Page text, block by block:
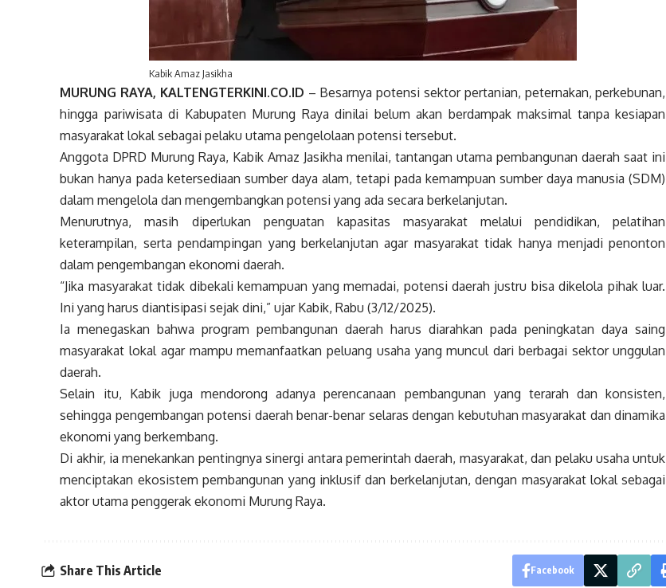
Kabik Amaz Jasikha
MURUNG RAYA, KALTENGTERKINI.CO.ID – Besarnya potensi sektor pertanian, peternakan, perkebunan,
hingga pariwisata di Kabupaten Murung Raya dinilai belum akan berdampak maksimal tanpa kesiapan
masyarakat lokal sebagai pelaku utama pengelolaan potensi tersebut.
Anggota DPRD Murung Raya, Kabik Amaz Jasikha menilai, tantangan utama pembangunan daerah saat ini
bukan hanya pada ketersediaan sumber daya alam, tetapi pada kemampuan sumber daya manusia (SDM)
dalam mengelola dan mengembangkan potensi yang ada secara berkelanjutan.
Menurutnya, masih diperlukan penguatan kapasitas masyarakat melalui pendidikan, pelatihan
keterampilan, serta pendampingan yang berkelanjutan agar masyarakat tidak hanya menjadi penonton
dalam pengembangan ekonomi daerah.
“Jika masyarakat tidak dibekali kemampuan yang memadai, potensi daerah justru bisa dikelola pihak luar.
Ini yang harus diantisipasi sejak dini,” ujar Kabik, Rabu (3/12/2025).
Ia menegaskan bahwa program pembangunan daerah harus diarahkan pada peningkatan daya saing
masyarakat lokal agar mampu memanfaatkan peluang usaha yang muncul dari berbagai sektor unggulan
daerah.
Selain itu, Kabik juga mendorong adanya perencanaan pembangunan yang terarah dan konsisten,
sehingga pengembangan potensi daerah benar-benar selaras dengan kebutuhan masyarakat dan dinamika
ekonomi yang berkembang.
Di akhir, ia menekankan pentingnya sinergi antara pemerintah daerah, masyarakat, dan pelaku usaha untuk
menciptakan ekosistem pembangunan yang inklusif dan berkelanjutan, dengan masyarakat lokal sebagai
aktor utama penggerak ekonomi Murung Raya.
Share This Article Facebook